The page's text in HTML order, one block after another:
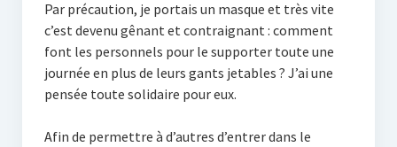
Par précaution, je portais un masque et très vite
c’est devenu gênant et contraignant : comment
font les personnels pour le supporter toute une
journée en plus de leurs gants jetables ? J’ai une
pensée toute solidaire pour eux.
Afin de permettre à d’autres d’entrer dans le